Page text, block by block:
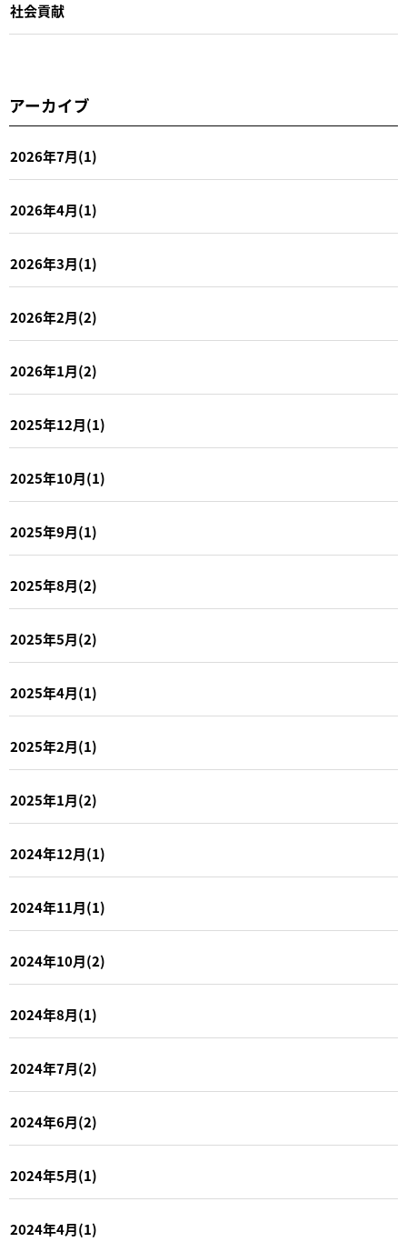
社会貢献
アーカイブ
2026年7月(1)
2026年4月(1)
2026年3月(1)
2026年2月(2)
2026年1月(2)
2025年12月(1)
2025年10月(1)
2025年9月(1)
2025年8月(2)
2025年5月(2)
2025年4月(1)
2025年2月(1)
2025年1月(2)
2024年12月(1)
2024年11月(1)
2024年10月(2)
2024年8月(1)
2024年7月(2)
2024年6月(2)
2024年5月(1)
2024年4月(1)